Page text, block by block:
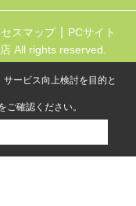
スマップ
PCサイト
All rights reserved.
ービス向上検討を目的と
ご確認ください。